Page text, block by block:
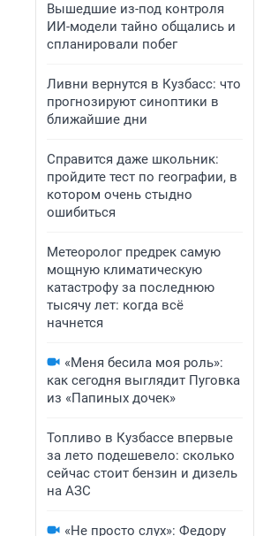
Вышедшие из-под контроля
ИИ-модели тайно общались и
спланировали побег
Ливни вернутся в Кузбасс: что
прогнозируют синоптики в
ближайшие дни
Справится даже школьник:
пройдите тест по географии, в
котором очень стыдно
ошибиться
Метеоролог предрек самую
мощную климатическую
катастрофу за последнюю
тысячу лет: когда всё
начнется
«Меня бесила моя роль»:
как сегодня выглядит Пуговка
из «Папиных дочек»
Топливо в Кузбассе впервые
за лето подешевело: сколько
сейчас стоит бензин и дизель
на АЗС
«Не просто слух»: Федору